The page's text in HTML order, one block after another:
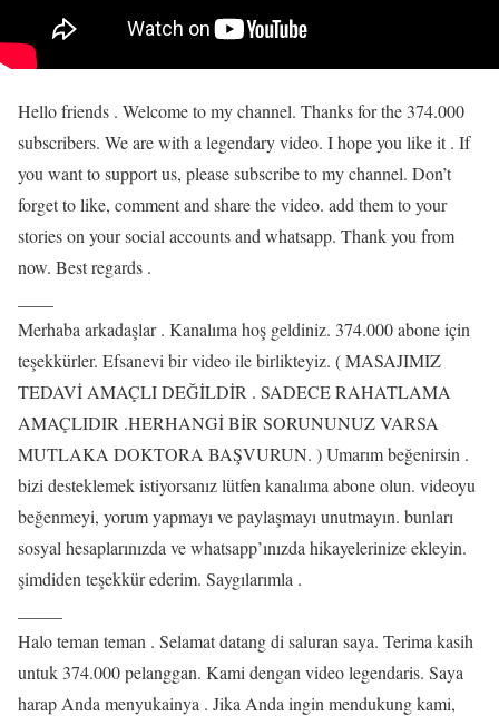
Hello friends . Welcome to my channel. Thanks for the 374.000
subscribers. We are with a legendary video. I hope you like it . If
you want to support us, please subscribe to my channel. Don’t
forget to like, comment and share the video. add them to your
stories on your social accounts and whatsapp. Thank you from
now. Best regards .
Merhaba arkadaşlar . Kanalıma hoş geldiniz. 374.000 abone için
teşekkürler. Efsanevi bir video ile birlikteyiz. ( MASAJIMIZ
TEDAVİ AMAÇLI DEĞİLDİR . SADECE RAHATLAMA
AMAÇLIDIR .HERHANGİ BİR SORUNUNUZ VARSA
MUTLAKA DOKTORA BAŞVURUN. ) Umarım beğenirsin .
bizi desteklemek istiyorsanız lütfen kanalıma abone olun. videoyu
beğenmeyi, yorum yapmayı ve paylaşmayı unutmayın. bunları
sosyal hesaplarınızda ve whatsapp’ınızda hikayelerinize ekleyin.
şimdiden teşekkür ederim. Saygılarımla .
Halo teman teman . Selamat datang di saluran saya. Terima kasih
untuk 374.000 pelanggan. Kami dengan video legendaris. Saya
harap Anda menyukainya . Jika Anda ingin mendukung kami,